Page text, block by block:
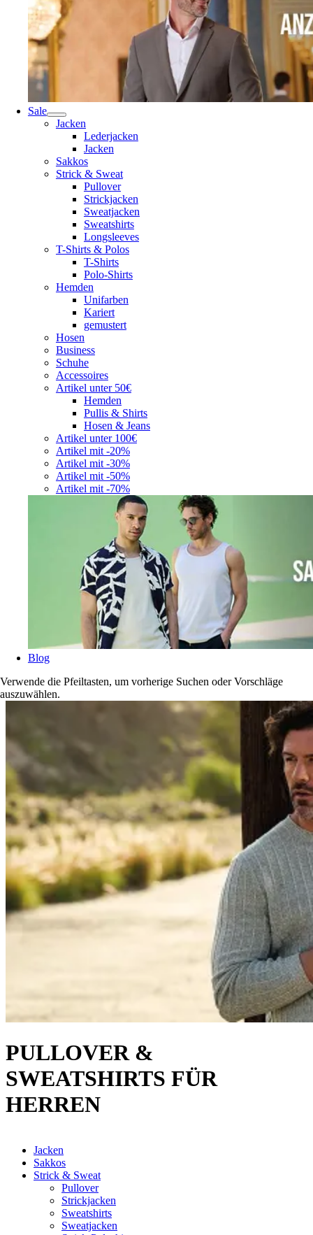
Sale
Jacken
Lederjacken
Jacken
Sakkos
Strick & Sweat
Pullover
Strickjacken
Sweatjacken
Sweatshirts
Longsleeves
T-Shirts & Polos
T-Shirts
Polo-Shirts
Hemden
Unifarben
Kariert
gemustert
Hosen
Business
Schuhe
Accessoires
Artikel unter 50€
Hemden
Pullis & Shirts
Hosen & Jeans
Artikel unter 100€
Artikel mit -20%
Artikel mit -30%
Artikel mit -50%
Artikel mit -70%
Blog
Verwende die Pfeiltasten, um vorherige Suchen oder Vorschläge
auszuwählen.
PULLOVER &
SWEATSHIRTS FÜR
HERREN
Jacken
Sakkos
Strick & Sweat
Pullover
Strickjacken
Sweatshirts
Sweatjacken